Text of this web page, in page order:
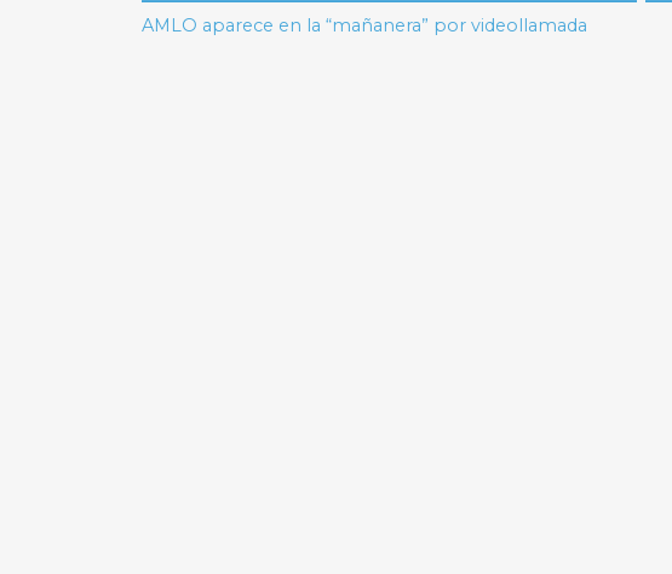
de
AMLO aparece en la “mañanera” por videollamada